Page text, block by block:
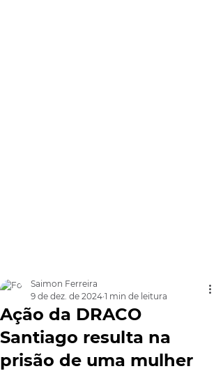
Ação da DRACO
Santiago resulta na
prisão de uma mulher
Saimon Ferreira
9 de dez. de 2024 1 min de leitura